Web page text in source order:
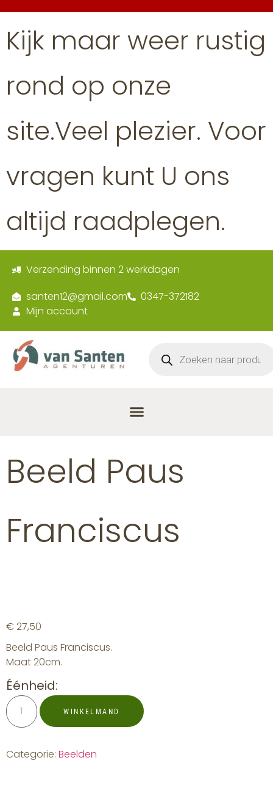
Kijk maar weer rustig
rond op onze
site.Veel plezier. Voor
vragen kunt U ons
altijd raadplegen.
Verzending binnen 2 werkdagen
santen12@gmail.com
0347-372182
Mijn account
Beeld Paus
Franciscus
€27,50
Beeld Paus Franciscus.
Maat 20cm.
Éénheid:
WINKELMAND
Categorie: Beelden